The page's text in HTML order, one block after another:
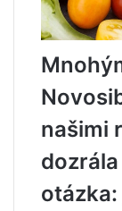
našimi